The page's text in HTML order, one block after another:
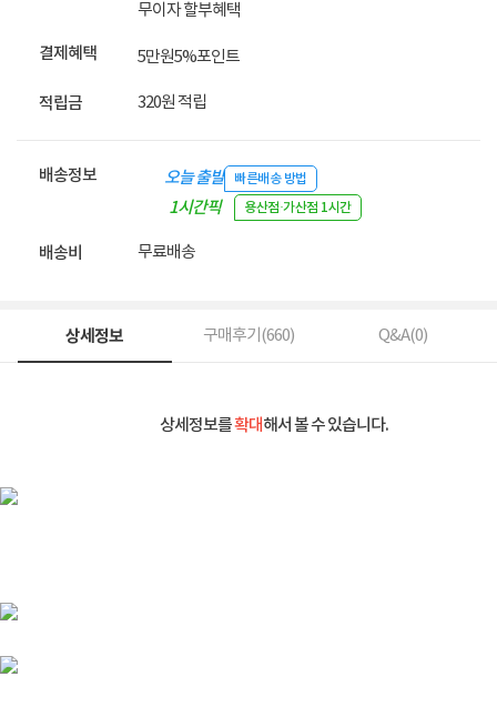
무이자 할부혜택
결제혜택 5만원5%포인트
적립금 320원 적립
배송정보 오늘 출발 빠른배송 방법
1시간픽
용산점·가산점 1시간
배송비 무료배송
상세정보 구매후기(660) Q&A(0)
상세정보를확대해서 볼 수 있습니다.